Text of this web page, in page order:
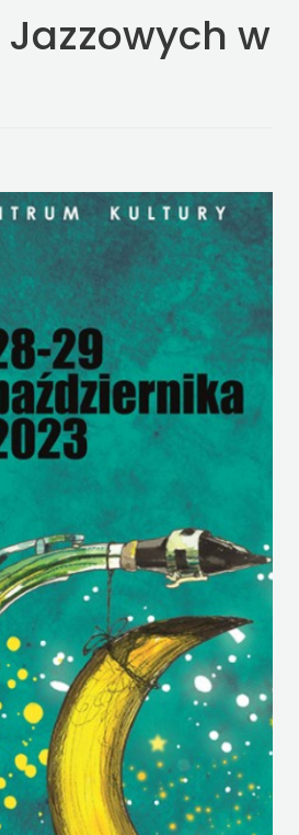
w